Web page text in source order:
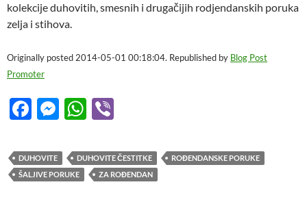
kolekcije duhovitih, smesnih i drugačijih rodjendanskih poruka
zelja i stihova.
Originally posted 2014-05-01 00:18:04. Republished by Blog Post
Promoter
F
e
b
M
se
n
W
at
s
er
DUHOVITE DUHOVITE ČESTITKE
ROĐENDANSKE PORUKE
ŠALJIVE PORUKE
ZA ROĐENDAN